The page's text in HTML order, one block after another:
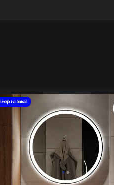
на заказ